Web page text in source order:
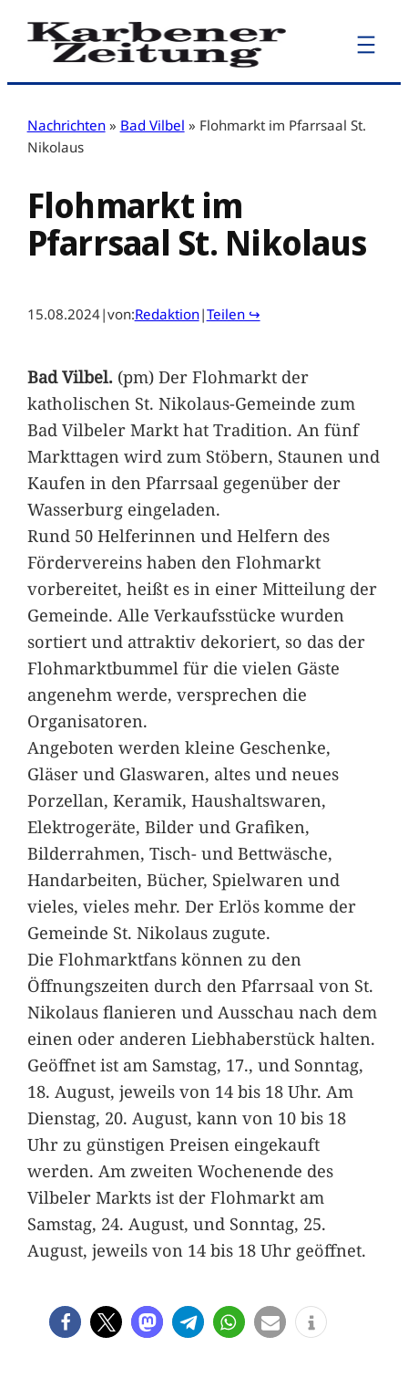
Zum
Inhalt
Nachrichten » Bad Vilbel » Flohmarkt im Pfarrsaal St.
Nikolaus
Flohmarkt im
Pfarrsaal St. Nikolaus
15.08.2024|von:Redaktion|Teilen ↪
Bad Vilbel.(pm) Der Flohmarkt der
katholischen St. Nikolaus-Gemeinde zum
Bad Vilbeler Markt hat Tradition. An fünf
Markttagen wird zum Stöbern, Staunen und
Kaufen in den Pfarrsaal gegenüber der
Wasserburg eingeladen.
Rund 50 Helferinnen und Helfern des
Fördervereins haben den Flohmarkt
vorbereitet, heißt es in einer Mitteilung der
Gemeinde. Alle Verkaufsstücke wurden
sortiert und attraktiv dekoriert, so das der
Flohmarktbummel für die vielen Gäste
angenehm werde, versprechen die
Organisatoren.
Angeboten werden kleine Geschenke,
Gläser und Glaswaren, altes und neues
Porzellan, Keramik, Haushaltswaren,
Elektrogeräte, Bilder und Grafiken,
Bilderrahmen, Tisch- und Bettwäsche,
Handarbeiten, Bücher, Spielwaren und
vieles, vieles mehr. Der Erlös komme der
Gemeinde St. Nikolaus zugute.
Die Flohmarktfans können zu den
Öffnungszeiten durch den Pfarrsaal von St.
Nikolaus flanieren und Ausschau nach dem
einen oder anderen Liebhaberstück halten.
Geöffnet ist am Samstag, 17., und Sonntag,
18. August, jeweils von 14 bis 18 Uhr. Am
Dienstag, 20. August, kann von 10 bis 18
Uhr zu günstigen Preisen eingekauft
werden. Am zweiten Wochenende des
Vilbeler Markts ist der Flohmarkt am
Samstag, 24. August, und Sonntag, 25.
August, jeweils von 14 bis 18 Uhr geöffnet.